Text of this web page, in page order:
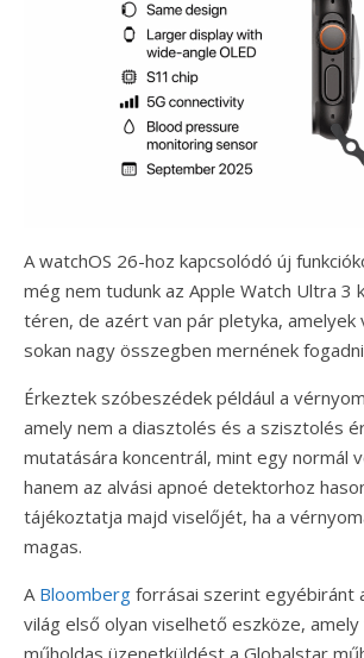
A watchOS 26-hoz kapcsolódó új
még nem tudunk az Apple Watch Ultra 3
téren, de azért van pár pletyka, amelyek
sokan nagy összegben mernének
Érkeztek szóbeszédek például a
amely nem a diasztolés és a szisztolés
mutatására koncentrál, mint egy normál
hanem az alvási apnoé detektorhoz
tájékoztatja majd viselőjét, ha a
magas.
A Bloomberg forrásai szerint egyébiránt
világ első olyan viselhető eszköze,
műholdas üzenetküldést a Globalstar